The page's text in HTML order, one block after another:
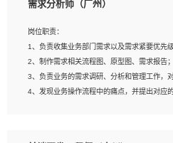
1、全日制本科计算机相关专业毕业，3年以上
3、熟练使用脚本语言，shell/python任一种，
4、熟悉linux常见服务、中间件的基本原理、
Apache、Nginx、Zabbix、Kafka等
5、熟悉主流虚拟化技术，如：VMware、KVM
6、具备网络方面的基础知识，熟悉常见的网
需求分析师（广州）
岗位职责：
1、负责收集业务部门需求以及需求紧要优先级
2、制作需求相关流程图、原型图、需求报告；
3、负责业务的需求调研、分析和管理工作，
4、发现业务操作流程中的痛点，并提出对应